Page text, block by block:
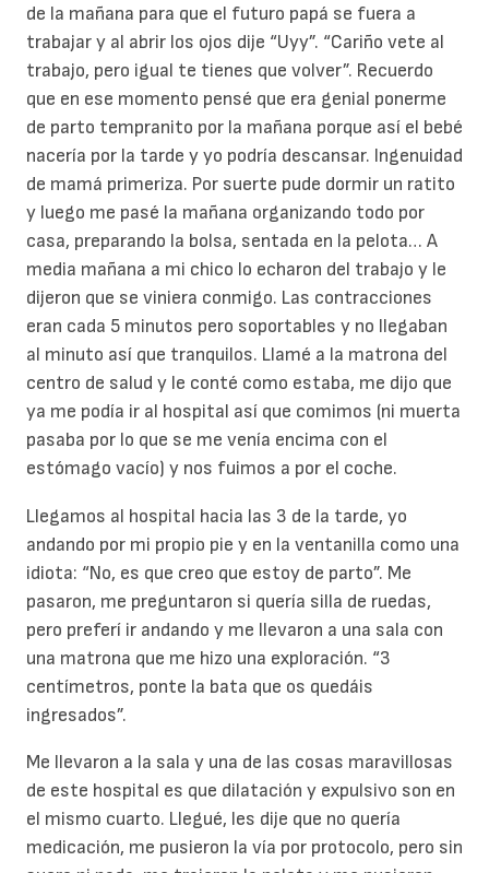
de la mañana para que el futuro papá se fuera a
trabajar y al abrir los ojos dije “Uyy”. “Cariño vete al
trabajo, pero igual te tienes que volver”. Recuerdo
que en ese momento pensé que era genial ponerme
de parto tempranito por la mañana porque así el bebé
nacería por la tarde y yo podría descansar. Ingenuidad
de mamá primeriza. Por suerte pude dormir un ratito
y luego me pasé la mañana organizando todo por
casa, preparando la bolsa, sentada en la pelota… A
media mañana a mi chico lo echaron del trabajo y le
dijeron que se viniera conmigo. Las contracciones
eran cada 5 minutos pero soportables y no llegaban
al minuto así que tranquilos. Llamé a la matrona del
centro de salud y le conté como estaba, me dijo que
ya me podía ir al hospital así que comimos (ni muerta
pasaba por lo que se me venía encima con el
estómago vacío) y nos fuimos a por el coche.
Llegamos al hospital hacia las 3 de la tarde, yo
andando por mi propio pie y en la ventanilla como una
idiota: “No, es que creo que estoy de parto”. Me
pasaron, me preguntaron si quería silla de ruedas,
pero preferí ir andando y me llevaron a una sala con
una matrona que me hizo una exploración. “3
centímetros, ponte la bata que os quedáis
ingresados”.
Me llevaron a la sala y una de las cosas maravillosas
de este hospital es que dilatación y expulsivo son en
el mismo cuarto. Llegué, les dije que no quería
medicación, me pusieron la vía por protocolo, pero sin